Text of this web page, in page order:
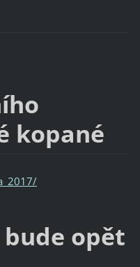
kopané
bude opět